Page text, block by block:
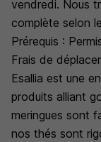
vendredi. Nous
complète selon
Prérequis :
Frais de
Esallia est une
produits alliant
meringues sont
nos thés sont